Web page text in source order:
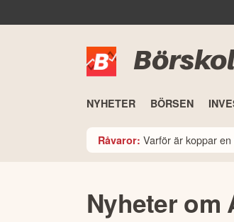
NYHETER BÖRSEN
Råvaror: Varför är koppar
Nyheter om